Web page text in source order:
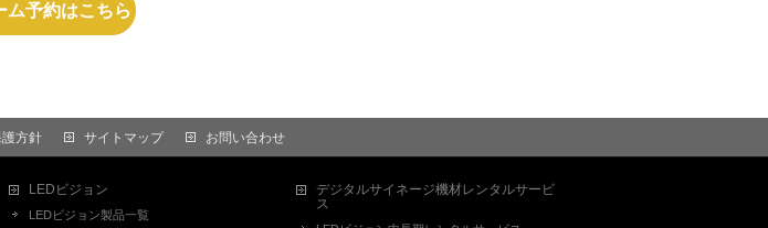
ム予約はこちら
方針 サイトマップ お問い合わせ
LEDビジョン
LEDビジョン製品一覧
デジタルサイネージ機材レンタルサービ
ス